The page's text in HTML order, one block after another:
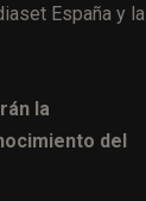
España y la
la
del